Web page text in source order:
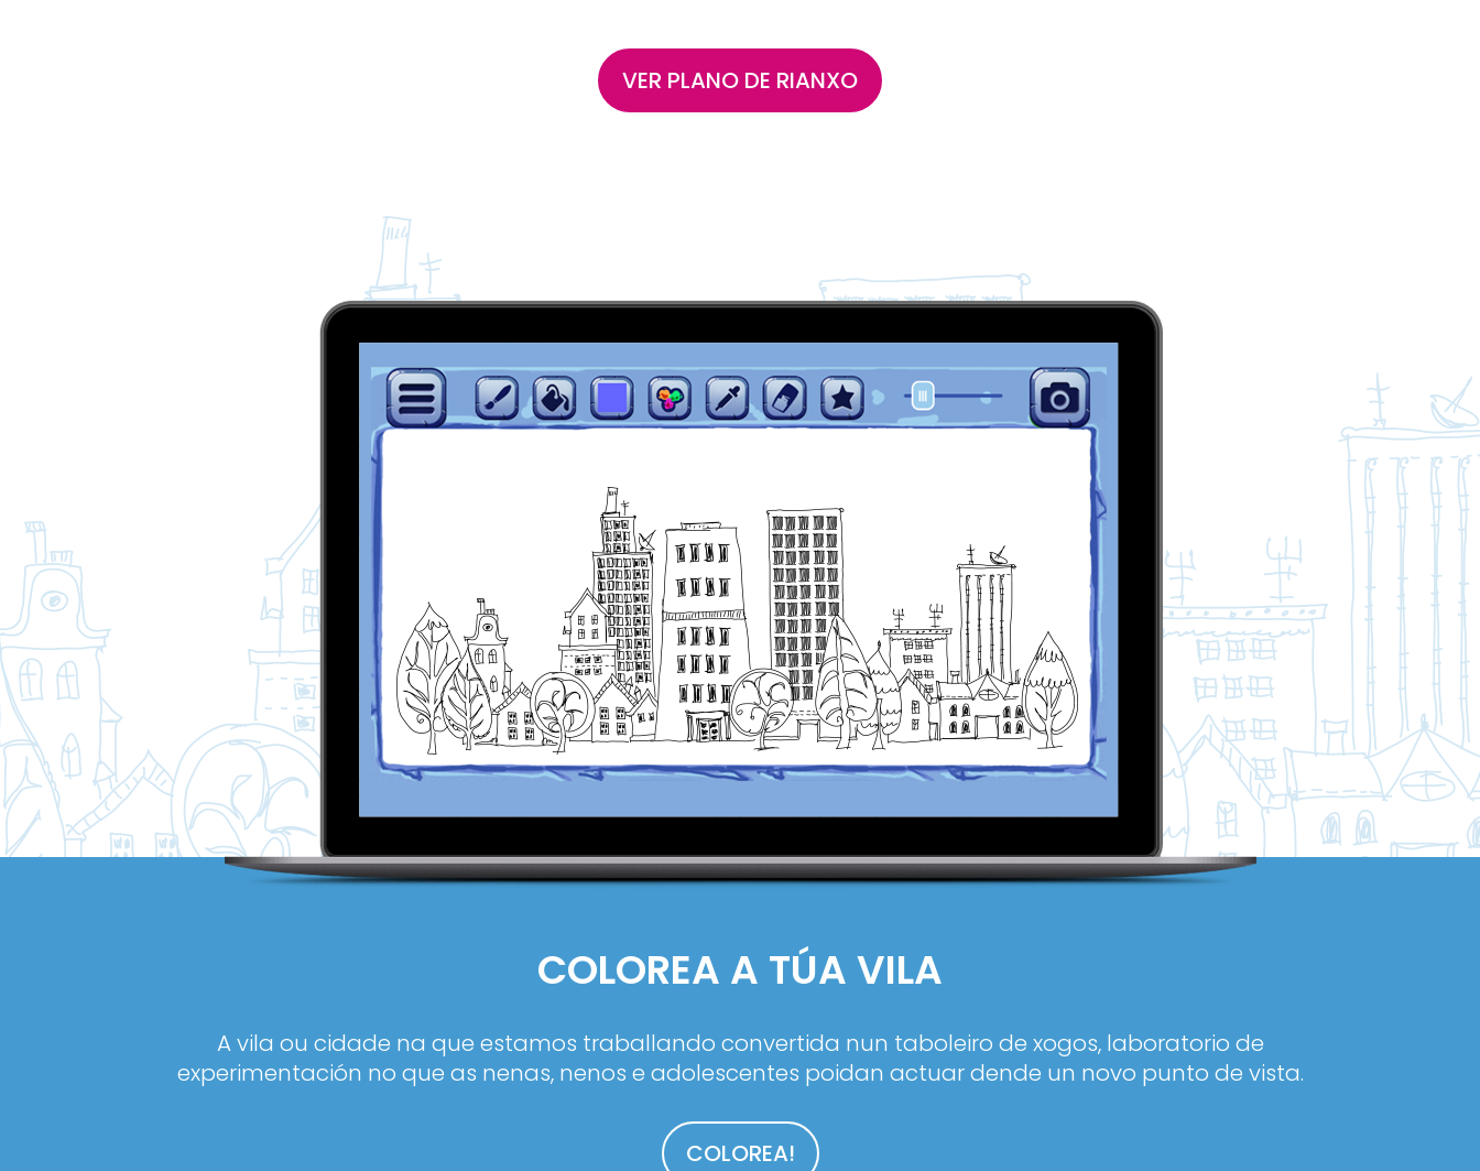
VER PLANO DE RIANXO
COLOREA A TÚA VILA
A vila ou cidade na que estamos traballando convertida nun taboleiro de xogos, laboratorio de
experimentación no que as nenas, nenos e adolescentes poidan actuar dende un novo punto de vista.
COLOREA!